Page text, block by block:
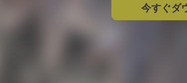
今すぐダ